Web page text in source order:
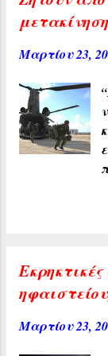
μετακίνηση
Μαρτίου 23,
Μαρτίου 23,